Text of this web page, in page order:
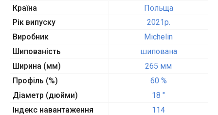
Країна
Польща
Рік випуску
2021p.
Виробник
Michelin
Шипованість
шипована
Ширина (мм)
265 мм
Профіль (%)
60 %
Діаметр (дюйми)
18 "
Індекс навантаження
114